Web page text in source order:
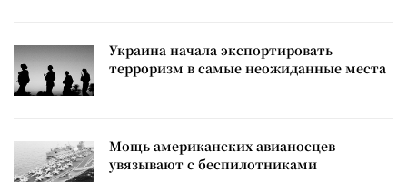
Украина начала экспортировать
терроризм в самые неожиданные места
Мощь американских авианосцев
увязывают с беспилотниками